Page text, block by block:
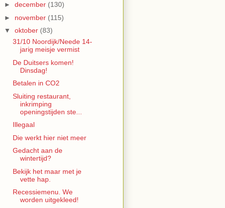
► december (130)
► november (115)
▼ oktober (83)
31/10 Noordijk/Neede 14-
jarig meisje vermist
De Duitsers komen!
Dinsdag!
Betalen in CO2
Sluiting restaurant,
inkrimping
openingstijden ste...
Illegaal
Die werkt hier niet meer
Gedacht aan de
wintertijd?
Bekijk het maar met je
vette hap.
Recessiemenu. We
worden uitgekleed!